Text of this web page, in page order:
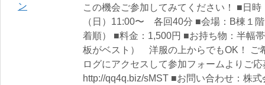
この機会ご参加してみてください！ ■日
（日）11:00〜 各回40分 ■会場：B棟１
着順） ■料金：1,500円 ■お持ち物：半幅
板がベスト） 洋服の上からでもOK！ ご
ログにアクセスして参加フォームよりご
http://qq4q.biz/sMST ■お問い合わせ：株